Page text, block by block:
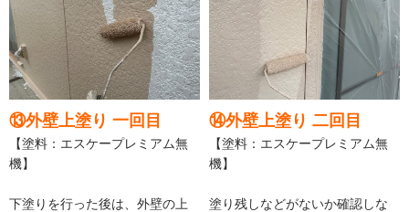
⑬外壁上塗り 一回目
【塗料：エスケープレミアム無
機】
下塗りを行った後は、外壁の上
⑭外壁上塗り 二回目
【塗料：エスケープレミアム無
機】
塗り残しなどがないか確認しな